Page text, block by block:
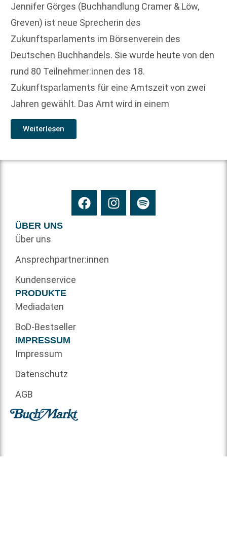
Jennifer Görges (Buchhandlung Cramer & Löw,
Greven) ist neue Sprecherin des
Zukunftsparlaments im Börsenverein des
Deutschen Buchhandels. Sie wurde heute von den
rund 80 Teilnehmer:innen des 18.
Zukunftsparlaments für eine Amtszeit von zwei
Jahren gewählt. Das Amt wird in einem
Weiterlesen
ÜBER UNS
Über uns
Ansprechpartner:innen
Kundenservice
PRODUKTE
Mediadaten
BoD-Bestseller
IMPRESSUM
Impressum
Datenschutz
AGB